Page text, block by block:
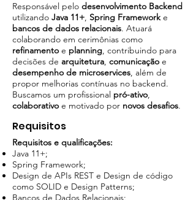
Responsável pelo desenvolvimento Backend
utilizando Java 11+, Spring Frameworke
bancos de dados relacionais. Atuará
colaborando em cerimônias como
refinamentoe planning, contribuindo para
decisões de arquitetura, comunicaçãoe
desempenho de microservices, além de
propor melhorias contínuas no backend.
Buscamos um profissional pró-ativo,
colaborativoe motivado por novos desafios.
Requisitos
Requisitos e qualificações:
Java 11+;
Spring Framework;
Design de APIs REST e Design de código
como SOLID e Design Patterns;
Bancos de Dados Relacionais;